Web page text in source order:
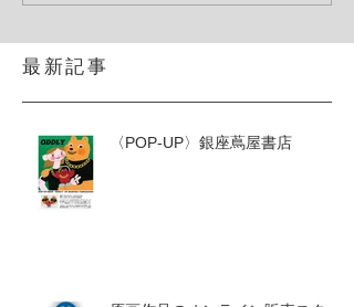
最新記事
〈POP-UP〉銀座蔦屋書店